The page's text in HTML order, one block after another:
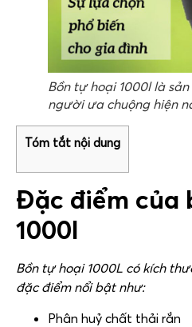
Bồn tự hoại 1000l là
người ưa chuộng hiện
Tóm tắt nội dung
Đặc điểm của
1000l
Bồn tự hoại 1000L có kích
đặc điểm nổi bật như:
Phân huỷ chất thải rắn